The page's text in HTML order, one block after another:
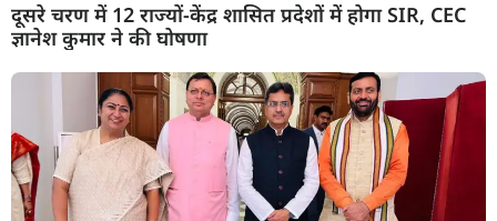
दूसरे चरण में 12 राज्यों-केंद्र शासित प्रदेशों में होगा SIR, CEC
ज्ञानेश कुमार ने की घोषणा